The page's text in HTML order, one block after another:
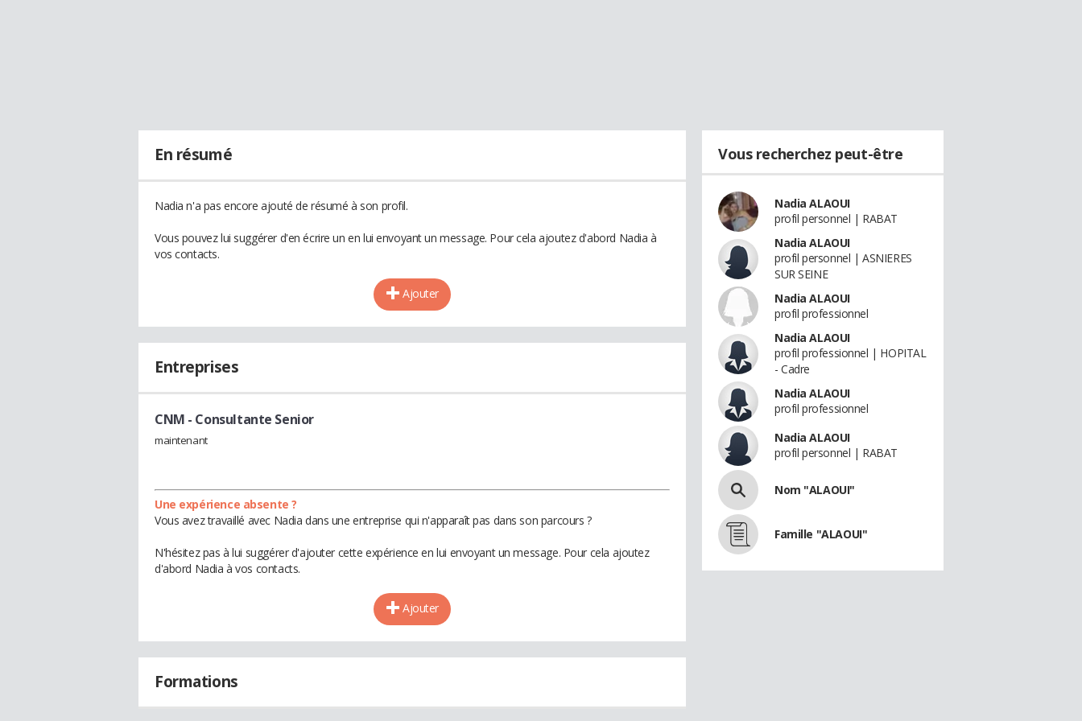
En résumé
Nadia n'a pas encore ajouté de résumé à son profil.
Vous pouvez lui suggérer d'en écrire un en lui envoyant un message. Pour cela ajoutez d'abord Nadia à
vos contacts.
Ajouter
Entreprises
CNM - Consultante Senior
maintenant
Une expérience absente ?
Vous avez travaillé avec Nadia dans une entreprise qui n'apparaît pas dans son parcours ?
N'hésitez pas à lui suggérer d'ajouter cette expérience en lui envoyant un message. Pour cela ajoutez
d'abord Nadia à vos contacts.
Ajouter
Formations
Vous recherchez peut-être
Nadia ALAOUI
profil personnel | RABAT
Nadia ALAOUI
profil personnel | ASNIERES
SUR SEINE
Nadia ALAOUI
profil professionnel
Nadia ALAOUI
profil professionnel | HOPITAL
- Cadre
Nadia ALAOUI
profil professionnel
Nadia ALAOUI
profil personnel | RABAT
Nom "ALAOUI"
Famille "ALAOUI"